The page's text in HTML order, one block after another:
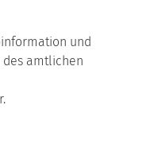
und
des amtlichen